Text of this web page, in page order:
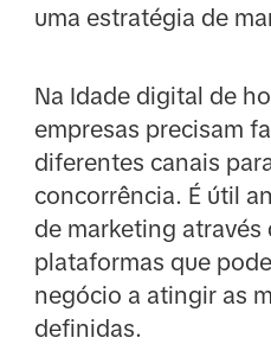
uma estratégia de
Na Idade digital de
empresas precisam
diferentes canais
concorrência. É útil
de marketing através
plataformas que
negócio a atingir as
definidas.